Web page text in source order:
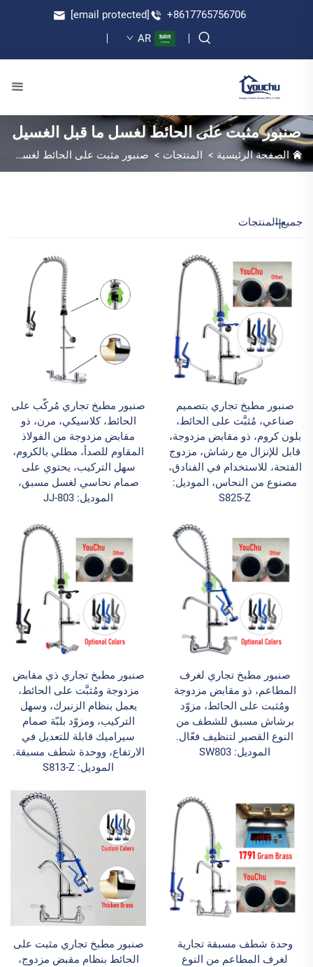
+8617765756706
[email protected]
AR
صنبور مثبت على الحائط لغسل ما قبل الغسيل
الصفحة الرئيسية > المنتجات > صنبور مثبت على الحائط لغسل ما قبل الغسيل
جميع المنتجات
صنبور مطبخ تجاري بتصميم
صناعي، مُثبَّت على الحائط،
بلون كروم، ذو مقابض مزدوجة،
قابل للإنزال مع رشاش، مزدوج
الفتحة، للاستخدام في الفنادق،
مصنوع من النحاس، الموديل:
S825-Z
صنبور مطبخ تجاري مُركَّب على
الحائط، كلاسيكي، مرن، ذو
مقابض مزدوجة من الفولاذ
المقاوم للصدأ، مطلي بالكروم،
سهل التركيب، يحتوي على
صمام نحاسي لغسل مسبق،
الموديل: 803-JJ
صنبور مطبخ تجاري لغرف
المطاعم، ذو مقابض مزدوجة
ومُثبت على الحائط، مزوّد
برشاش مسبق للشطف من
النوع القصير لتنظيف فعّال.
الموديل: SW803
صنبور مطبخ تجاري ذي مقابض
مزدوجة ومُثبَّت على الحائط،
يعمل بنظام الزنبرك، وسهل
التركيب، ومزوّد بلبّة صمام
سيراميك قابلة للتعديل في
الارتفاع، ووحدة شطف مسبقة.
الموديل: S813-Z
وحدة شطف مسبقة تجارية
لغرف المطاعم من النوع
صنبور مطبخ تجاري مثبت على
الحائط بنظام مقبض مزدوج،